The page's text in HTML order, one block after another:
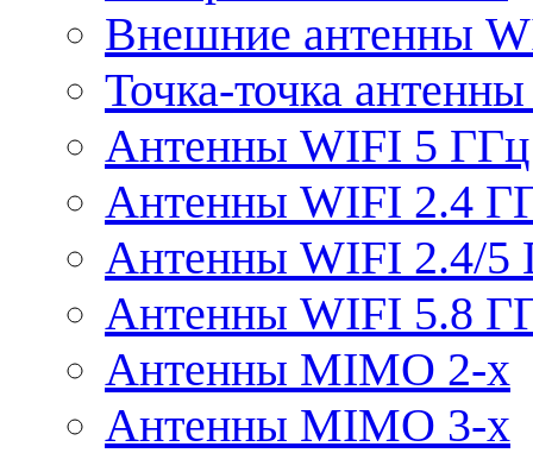
Внешние антенны
Точка-точка
Антенны WIFI 5 ГГц
Антенны WIFI 2.4
Антенны WIFI 2.4/5
Антенны WIFI 5.8
Антенны MIMO 2-x
Антенны MIMO 3-x